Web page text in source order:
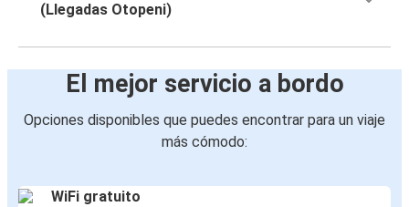
(Llegadas Otopeni)
El mejor servicio a bordo
Opciones disponibles que puedes encontrar para un viaje
más cómodo:
WiFi gratuito